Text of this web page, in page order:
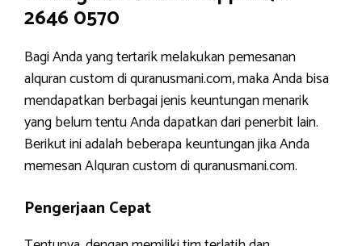
2646 0570
Bagi Anda yang tertarik melakukan pemesanan
alquran custom di quranusmani.com, maka Anda bisa
mendapatkan berbagai jenis keuntungan menarik
yang belum tentu Anda dapatkan dari penerbit lain.
Berikut ini adalah beberapa keuntungan jika Anda
memesan Alquran custom di quranusmani.com.
Pengerjaan Cepat